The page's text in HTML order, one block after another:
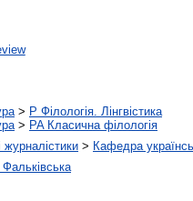
> P Філологія. Лінгвістика
> PA Класична філологія
журналістики > Кафедра